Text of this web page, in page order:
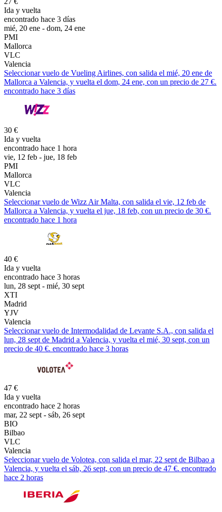
Ida y vuelta
encontrado hace 3 días
mié, 20 ene - dom, 24 ene
PMI
Mallorca
VLC
Valencia
Seleccionar vuelo de Vueling Airlines, con salida el mié, 20 ene de
Mallorca a Valencia, y vuelta el dom, 24 ene, con un precio de 27 €.
encontrado hace 3 días
30 €
Ida y vuelta
encontrado hace 1 hora
vie, 12 feb - jue, 18 feb
PMI
Mallorca
VLC
Valencia
Seleccionar vuelo de Wizz Air Malta, con salida el vie, 12 feb de
Mallorca a Valencia, y vuelta el jue, 18 feb, con un precio de 30 €.
encontrado hace 1 hora
40 €
Ida y vuelta
encontrado hace 3 horas
lun, 28 sept - mié, 30 sept
XTI
Madrid
YJV
Valencia
Seleccionar vuelo de Intermodalidad de Levante S.A., con salida el
lun, 28 sept de Madrid a Valencia, y vuelta el mié, 30 sept, con un
precio de 40 €. encontrado hace 3 horas
47 €
Ida y vuelta
encontrado hace 2 horas
mar, 22 sept - sáb, 26 sept
BIO
Bilbao
VLC
Valencia
Seleccionar vuelo de Volotea, con salida el mar, 22 sept de Bilbao a
Valencia, y vuelta el sáb, 26 sept, con un precio de 47 €. encontrado
hace 2 horas